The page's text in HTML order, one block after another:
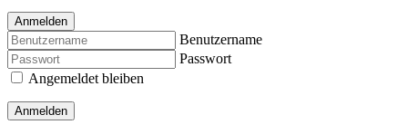
Anmelden
Benutzername
Passwort
Angemeldet bleiben
Anmelden